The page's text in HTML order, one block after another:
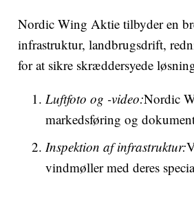
Nordic Wing Aktie tilbyder en
infrastruktur, landbrugsdrift,
for at sikre skræddersyede
Luftfoto og -video:Nordic
markedsføring og
Inspektion af infrastruktur:
vindmøller med deres